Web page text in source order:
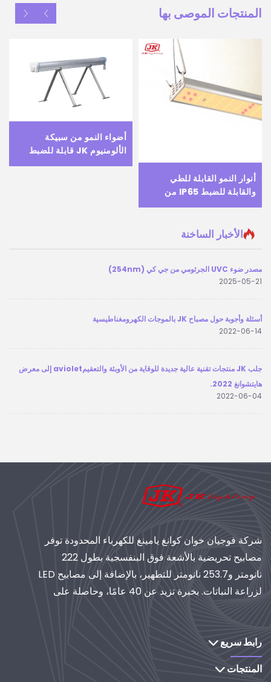
المنتجات الموصى بها
أنوار النمو القابلة للطي
والقابلة للضبط IP65 من
الألمنيوم المُستخرج 100W
تجاري لنمو النباتات LED
أضواء النمو من سبيكة
الألومنيوم JK قابلة للضبط
بقوة 120 واط طيف كامل
الأخبار الساخنة
مصدر ضوء UVC الجرثومي من جي كي (254nm)
2025-05-21
أسئلة وأجوبة حول مصباح JK بالموجات الكهرومغناطيسية
2022-06-14
جلب JK منتجات تقنية عالية جديدة للوقاية من الأوبئة والتعقيمaviolet إلى معرض
هايتشوانغ 2022.
2022-06-04
شركة فوجيان خوان كوانغ يامينغ للكهرباء المحدودة توفر
مصابيح تحريضية بالأشعة فوق البنفسجية بطول 222
نانومتر و253.7 نانومتر للتطهير، بالإضافة إلى مصابيح LED
لزراعة النباتات. بخبرة تزيد عن 40 عامًا، وحاصلة على
رابط سريع
المنتجات